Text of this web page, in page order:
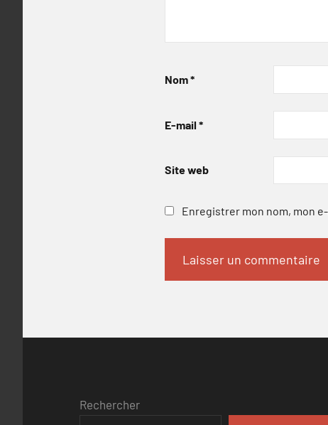
Nom*
E-mail *
Site web
Enregistrer mon nom, mon
Rechercher